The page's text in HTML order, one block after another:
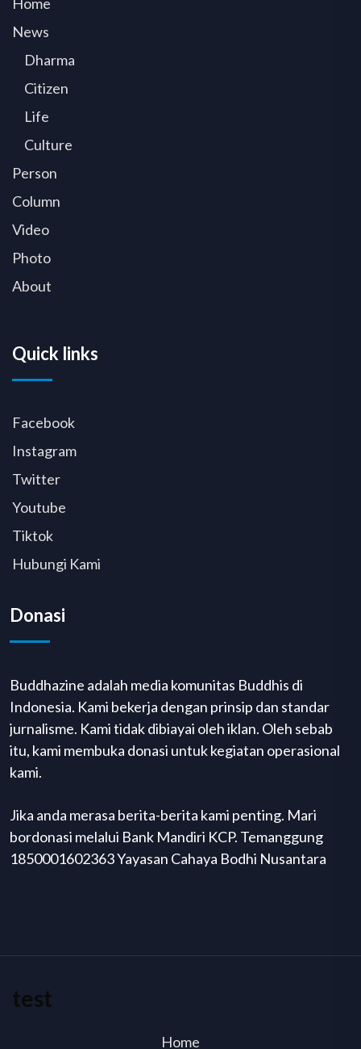
News
Dharma
Citizen
Life
Culture
Person
Column
Video
Photo
About
Quick links
Facebook
Instagram
Twitter
Youtube
Tiktok
Hubungi Kami
Donasi
Buddhazine adalah media komunitas Buddhis di
Indonesia. Kami bekerja dengan prinsip dan standar
jurnalisme. Kami tidak dibiayai oleh iklan. Oleh sebab
itu, kami membuka donasi untuk kegiatan operasional
kami.
Jika anda merasa berita-berita kami penting. Mari
bordonasi melalui Bank Mandiri KCP. Temanggung
1850001602363 Yayasan Cahaya Bodhi Nusantara
test
Home